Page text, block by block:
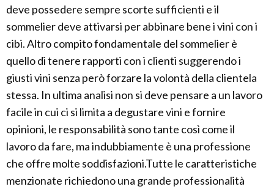
deve possedere sempre scorte sufficienti e il
sommelier deve attivarsi per abbinare bene i vini con i
cibi. Altro compito fondamentale del sommelier è
quello di tenere rapporti con i clienti suggerendo i
giusti vini senza però forzare la volontà della clientela
stessa. In ultima analisi non si deve pensare a un lavoro
facile in cui ci si limita a degustare vini e fornire
opinioni, le responsabilità sono tante così come il
lavoro da fare, ma indubbiamente è una professione
che offre molte soddisfazioni.Tutte le caratteristiche
menzionate richiedono una grande professionalità